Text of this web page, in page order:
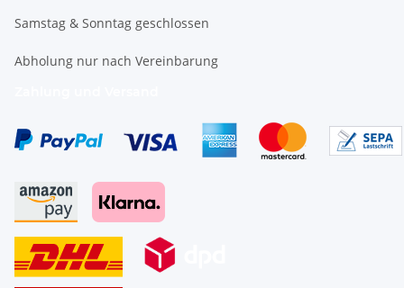
Samstag & Sonntag geschlossen
Abholung nur nach Vereinbarung